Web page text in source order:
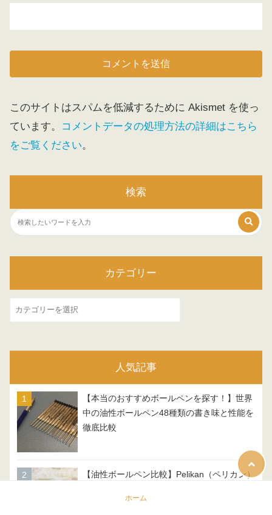
このサイトはスパムを低減するために Akismet を使っ
ています。
コメントデータの処理方法の詳細はこちら
をご覧ください。
検索
カテゴリー
カ
人気記事
【本当のおすすめボールペンを探す！】世界
中の油性ボールペン48種類の書き味と性能を
徹底比較
【油性ボールペン比較】Pelikan（ペリカン）
ホーム